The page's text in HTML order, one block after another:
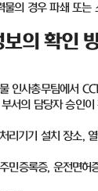
물의 경우 파쇄 또는
의 확인
인사총무팀에서
서의 담당자 승인
리기기 설치 장소,
주민증록증, 운전면허